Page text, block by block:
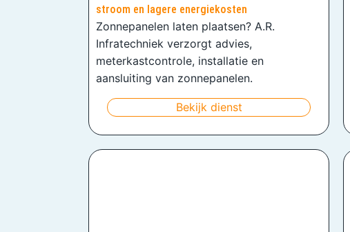
stroom en lagere energiekosten
Zonnepanelen laten plaatsen? A.R.
Infratechniek verzorgt advies,
meterkastcontrole, installatie en
aansluiting van zonnepanelen.
Bekijk dienst